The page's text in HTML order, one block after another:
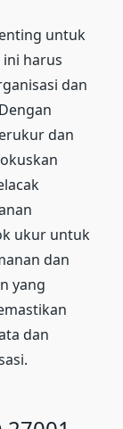
untuk
ini harus
dan
dan
ukur untuk
dan
yang
dan